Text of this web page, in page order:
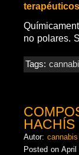
no polares.
Tags:
HACHÍS
Autor:cannabis
Posted on